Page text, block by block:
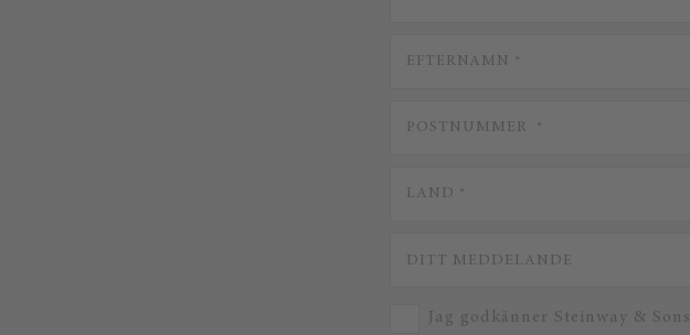
Jag godkänner Steinway & Sons